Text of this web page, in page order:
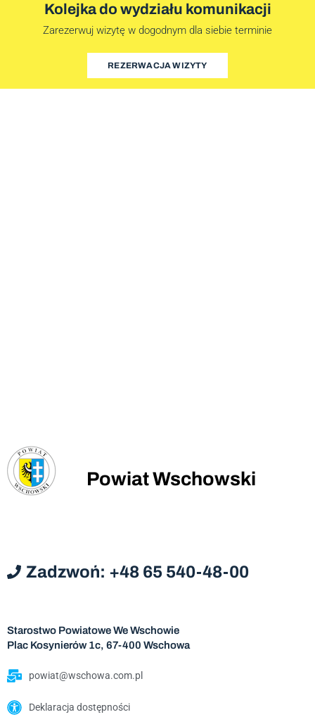
Kolejka do wydziału komunikacji
Zarezerwuj wizytę w dogodnym dla siebie terminie
REZERWACJA WIZYTY
Powiat Wschowski
Zadzwoń: +48 65 540-48-00
Starostwo Powiatowe We Wschowie
Plac Kosynierów 1c, 67-400 Wschowa
powiat@wschowa.com.pl
Deklaracja dostępności